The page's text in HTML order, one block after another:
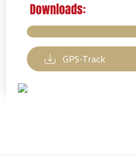
Downloads:
GPS-Track